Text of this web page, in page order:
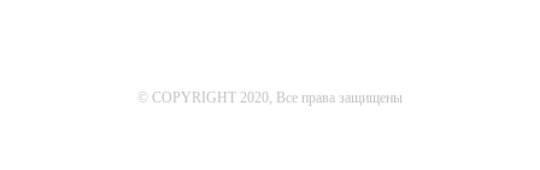
© COPYRIGHT 2020, Все права защищены